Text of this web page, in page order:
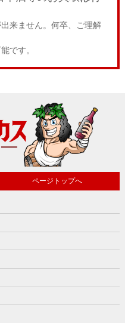
来ません。何卒、ご理解
です。
ページトップへ